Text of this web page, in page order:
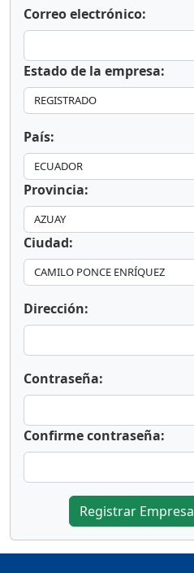
Correo electrónico:
Estado de la empresa:
País:
Provincia:
Ciudad:
Dirección:
Contraseña:
Confirme contraseña:
Registrar Empresa